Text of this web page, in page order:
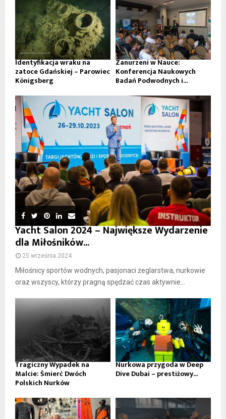
Identyfikacja wraku na
zatoce Gdańskiej – Parowiec
Königsberg
Zanurzeni w Nauce:
Konferencja Naukowych
Badań Podwodnych i...
Yacht Salon 2024 – Największe Wydarzenie
dla Miłośników...
25 września 2024
Miłośnicy sportów wodnych, pasjonaci żeglarstwa, nurkowie
oraz wszyscy, którzy pragną spędzać czas aktywnie...
Tragiczny Wypadek na
Malcie: Śmierć Dwóch
Polskich Nurków
Nurkowa przygoda w Deep
Dive Dubai – prestiżowy...